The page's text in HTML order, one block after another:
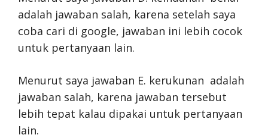
adalah jawaban salah, karena setelah saya
coba cari di google, jawaban ini lebih cocok
untuk pertanyaan lain.
Menurut saya jawaban E. kerukunan adalah
jawaban salah, karena jawaban tersebut
lebih tepat kalau dipakai untuk pertanyaan
lain.